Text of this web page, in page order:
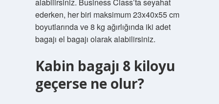
ederken, her biri maksimum 23x40x55 cm
boyutlarında ve 8 kg ağırlığında iki adet
bagajı el bagajı olarak alabilirsiniz.
Kabin bagajı 8 kiloyu
geçerse ne olur?